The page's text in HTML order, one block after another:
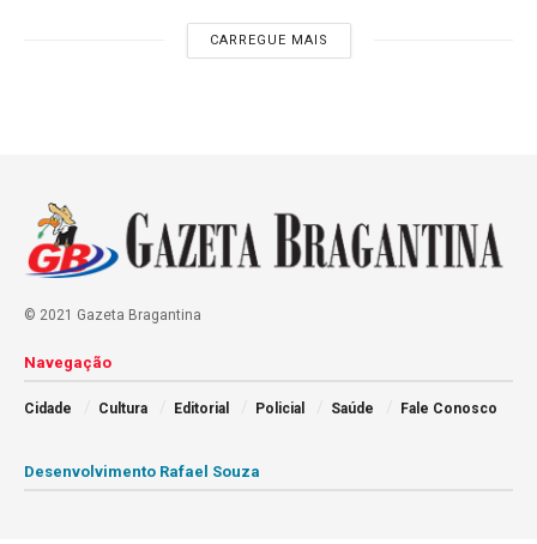
CARREGUE MAIS
© 2021 Gazeta Bragantina
Navegação
Cidade Cultura Editorial Policial Saúde Fale Conosco
Desenvolvimento Rafael Souza